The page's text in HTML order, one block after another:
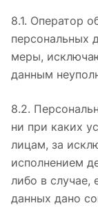
8.1. Оператор
персональных
меры,
данным
8.2.
ни при каких
лицам, за
исполнением
либо в случае,
данных дано